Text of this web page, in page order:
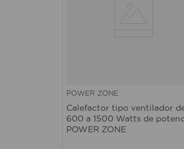
POWER ZONE
Calefactor tipo ventilador
600 a 1500 Watts de
POWER ZONE